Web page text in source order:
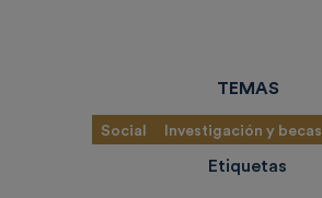
TEMAS
Social Investigación y becas
Etiquetas